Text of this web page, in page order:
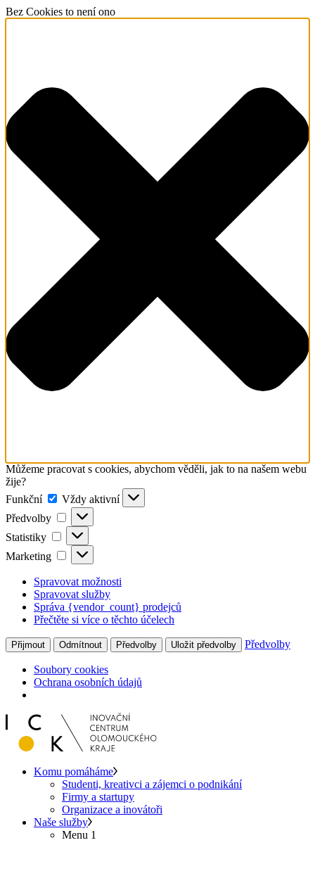
Bez Cookies to není ono
Můžeme pracovat s cookies, abychom věděli, jak to na našem webu
žije?
Funkční
Funkční
Vždy aktivní
Předvolby
Předvolby
Statistiky Statistiky
Marketing Marketing
Spravovat možnosti
Spravovat služby
Správa {vendor_count} prodejců
Přečtěte si více o těchto účelech
Přijmout Odmítnout Předvolby Uložit předvolby Předvolby
Soubory cookies
Ochrana osobních údajů
Komu pomáháme
Studenti, kreativci a zájemci o podnikání
Firmy a startupy
Organizace a inovátoři
Naše služby
Menu 1